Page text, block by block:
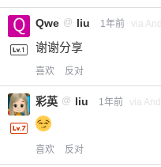
Qwe @ liu 1年前 via
谢谢分享
喜欢 反对
彩英 @ liu 1年前 via
喜欢 反对